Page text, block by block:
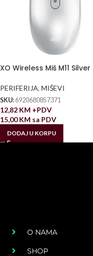
XO Wireless Miš M11 Silver
PERIFERIJA, MIŠEVI
SKU: 6920680857371
12,82 KM +PDV
15,00KM sa PDV
DODAJ U KORPU
O NAMA
SHOP